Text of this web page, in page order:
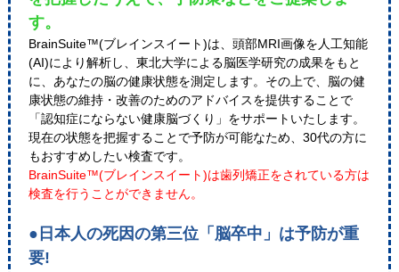
す。
BrainSuite™(ブレインスイート)は、頭部MRI画像を人工知能
(AI)により解析し、東北大学による脳医学研究の成果をもと
に、あなたの脳の健康状態を測定します。その上で、脳の健
康状態の維持・改善のためのアドバイスを提供することで
「認知症にならない健康脳づくり」をサポートいたします。
現在の状態を把握することで予防が可能なため、30代の方に
もおすすめしたい検査です。
BrainSuite™(ブレインスイート)は歯列矯正をされている方は
検査を行うことができません。
●日本人の死因の第三位「脳卒中」は予防が重
要!